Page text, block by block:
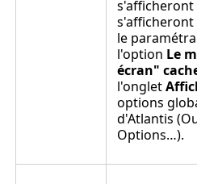
s'afficheront
s'afficheront
le
l'option Le
écran"
l'onglet
options
d'Atlantis (
Options…).